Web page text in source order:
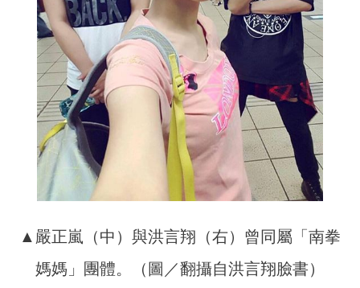
▲嚴正嵐（中）與洪言翔（右）曾同屬「南拳
媽媽」團體。（圖／翻攝自洪言翔臉書）